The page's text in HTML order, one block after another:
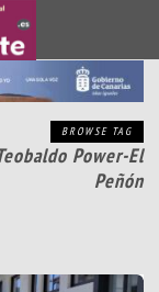
BROWSE TAG
Power-El
Peñón